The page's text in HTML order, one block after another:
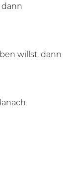
willst, dann